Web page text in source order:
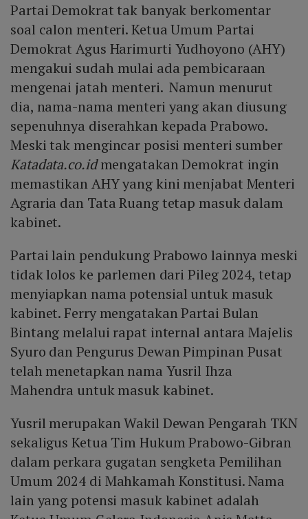
Partai Demokrat tak banyak berkomentar
soal calon menteri. Ketua Umum Partai
Demokrat Agus Harimurti Yudhoyono (AHY)
mengakui sudah mulai ada pembicaraan
mengenai jatah menteri. Namun menurut
dia, nama-nama menteri yang akan diusung
sepenuhnya diserahkan kepada Prabowo.
Meski tak mengincar posisi menteri sumber
Katadata.co.idmengatakan Demokrat ingin
memastikan AHY yang kini menjabat Menteri
Agraria dan Tata Ruang tetap masuk dalam
kabinet.
Partai lain pendukung Prabowo lainnya meski
tidak lolos ke parlemen dari Pileg 2024, tetap
menyiapkan nama potensial untuk masuk
kabinet. Ferry mengatakan Partai Bulan
Bintang melalui rapat internal antara Majelis
Syuro dan Pengurus Dewan Pimpinan Pusat
telah menetapkan nama Yusril Ihza
Mahendra untuk masuk kabinet.
Yusril merupakan Wakil Dewan Pengarah TKN
sekaligus Ketua Tim Hukum Prabowo-Gibran
dalam perkara gugatan sengketa Pemilihan
Umum 2024 di Mahkamah Konstitusi. Nama
lain yang potensi masuk kabinet adalah